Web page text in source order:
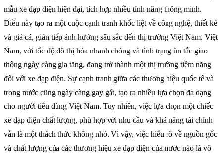
mẫu xe đạp điện hiện đại, tích hợp nhiều tính năng thông minh.
Điều này tạo ra một cuộc cạnh tranh khốc liệt về công nghệ, thiết kế
và giá cả, gián tiếp ảnh hưởng sâu sắc đến thị trường Việt Nam. Việt
Nam, với tốc độ đô thị hóa nhanh chóng và tình trạng ùn tắc giao
thông ngày càng gia tăng, đang trở thành một thị trường tiềm năng
đối với xe đạp điện. Sự cạnh tranh giữa các thương hiệu quốc tế và
trong nước cũng ngày càng gay gắt, tạo ra nhiều lựa chọn đa dạng
cho người tiêu dùng Việt Nam. Tuy nhiên, việc lựa chọn một chiếc
xe đạp điện chất lượng, phù hợp với nhu cầu và khả năng tài chính
vẫn là một thách thức không nhỏ. Vì vậy, việc hiểu rõ về nguồn gốc
và chất lượng của các thương hiệu xe đạp điện của nước nào là vô